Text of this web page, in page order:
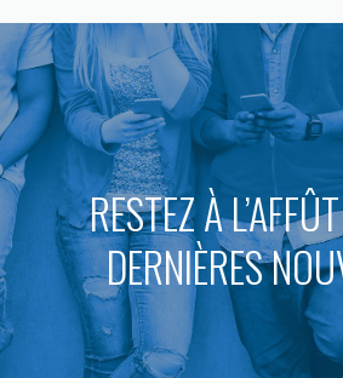
RESTEZ À
DERNIÈRES